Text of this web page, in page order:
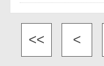
<< <